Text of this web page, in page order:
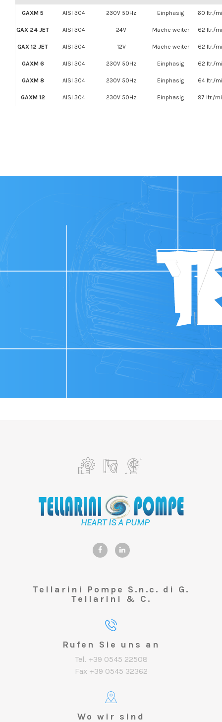
GAXM 5 AISI 304 230V 50Hz Einphasig 60 ltr./
GAX 24 JET AISI 304 24V Mache weiter 62 ltr./
GAX 12 JET AISI 304 12V Mache weiter 62 ltr./
GAXM 6 AISI 304 230V 50Hz Einphasig 62 ltr./
GAXM 8 AISI 304 230V 50Hz Einphasig 64 ltr./
GAXM 12 AISI 304 230V 50Hz Einphasig 97 ltr./
Tellarini Pompe S.n.c. di G.
Tellarini & C.
Rufen Sie uns an
Tel. +39 0545 22508
Fax +39 0545 32362
Wo wir sind